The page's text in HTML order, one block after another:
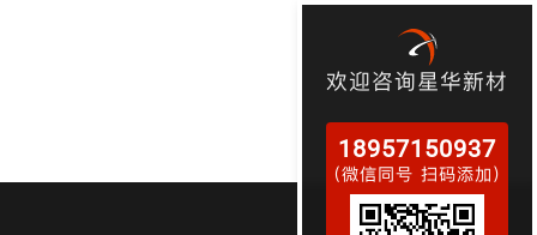
欢迎咨询星华新材
18957150937
（微信同号 扫码添加）